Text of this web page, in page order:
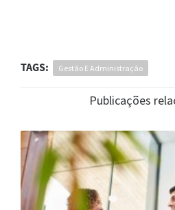
TAGS: Gestão E Administração
Publicações